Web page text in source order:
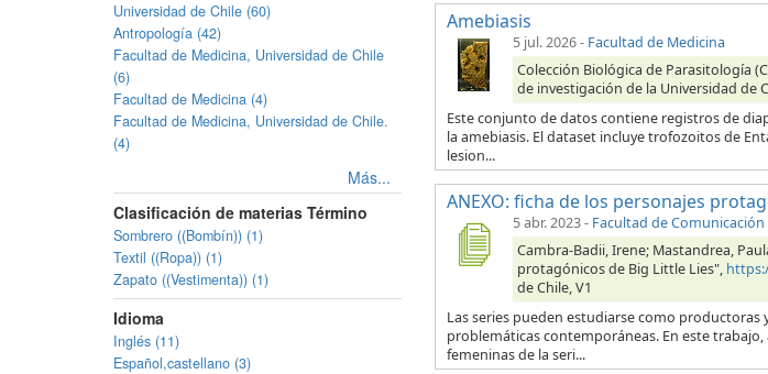
Universidad de Chile (60)
Antropología (42)
Facultad de Medicina, Universidad de Chile
(6)
Facultad de Medicina (4)
Facultad de Medicina, Universidad de Chile.
(4)
Más...
Clasificación de materias Término
Sombrero ((Bombín)) (1)
Textil ((Ropa)) (1)
Zapato ((Vestimenta)) (1)
Idioma
Inglés (11)
Español,castellano (3)
Amebiasis
5 jul. 2026- Facultad de Medicina
Colección Biológica de Parasitología
de investigación de la Universidad de
Este conjunto de datos contiene registros de
la amebiasis. El dataset incluye trofozoitos de
lesion...
ANEXO: ficha de los personajes
5 abr. 2023- Facultad de
Cambra-Badii, Irene; Mastandrea,
protagónicos de Big Little Lies",
de Chile, V1
Las series pueden estudiarse como
problemáticas contemporáneas. En este
femeninas de la seri...